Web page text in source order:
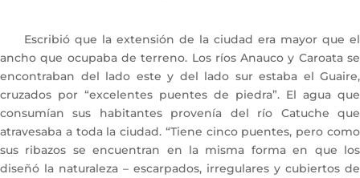
Escribió que la extensión de la ciudad era mayor que el
ancho que ocupaba de terreno. Los ríos Anauco y Caroata se
encontraban del lado este y del lado sur estaba el Guaire,
cruzados por “excelentes puentes de piedra”. El agua que
consumían sus habitantes provenía del río Catuche que
atravesaba a toda la ciudad. “Tiene cinco puentes, pero como
sus ribazos se encuentran en la misma forma en que los
diseñó la naturaleza – escarpados, irregulares y cubiertos de